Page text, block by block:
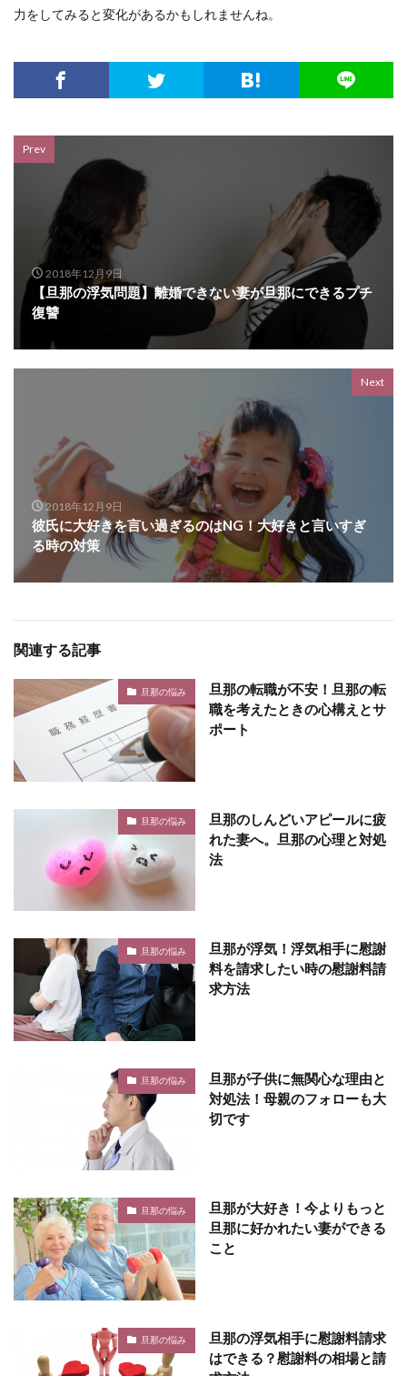
力をしてみると変化があるかもしれませんね。
Prev
2018年12月9日
【旦那の浮気問題】離婚できない妻が旦那にできるプチ
復讐
Next
2018年12月9日
彼氏に大好きを言い過ぎるのはNG！大好きと言いすぎ
る時の対策
関連する記事
旦那の悩み
旦那の転職が不安！旦那の転
職を考えたときの心構えとサ
ポート
旦那の悩み
旦那のしんどいアピールに疲
れた妻へ。旦那の心理と対処
法
旦那の悩み
旦那が浮気！浮気相手に慰謝
料を請求したい時の慰謝料請
求方法
旦那の悩み
旦那が子供に無関心な理由と
対処法！母親のフォローも大
切です
旦那の悩み
旦那が大好き！今よりもっと
旦那に好かれたい妻ができる
こと
旦那の悩み
旦那の浮気相手に慰謝料請求
はできる？慰謝料の相場と請